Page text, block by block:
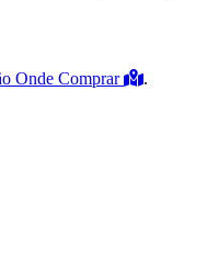
Onde Comprar .